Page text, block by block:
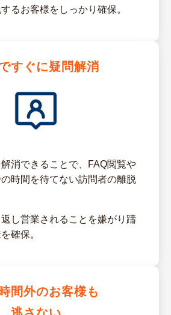
るお客様をしっかり確保。
すぐに疑問解消
消できることで、FAQ閲覧や
時間を待てない訪問者の離脱
し営業されることを嫌がり躊
確保。
間外のお客様も